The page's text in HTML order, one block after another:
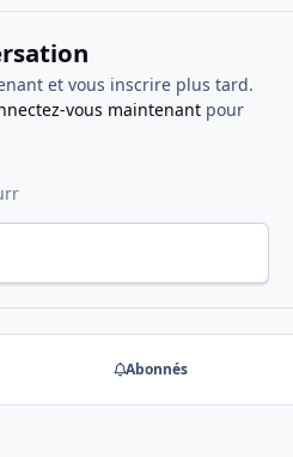
et vous inscrire plus tard.
vous maintenantpour
Abonnés